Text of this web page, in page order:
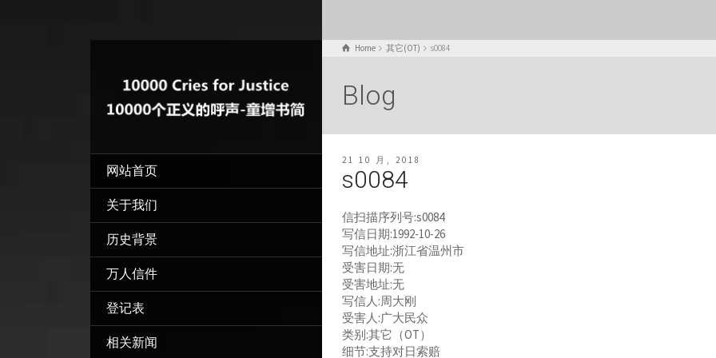
网站首页
关于我们
历史背景
万人信件
登记表
相关新闻
Home 其它(OT) s0084
Blog
21 10 月, 2018
s0084
信扫描序列号:s0084
写信日期:1992-10-26
写信地址:浙江省温州市
受害日期:无
受害地址:无
写信人:周大刚
受害人:广大民众
类别:其它（OT）
细节:支持对日索赔